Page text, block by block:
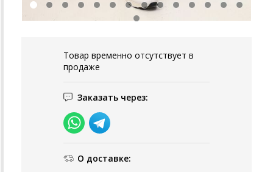
Товар временно отсутствует в
продаже
Заказать через:
О доставке: